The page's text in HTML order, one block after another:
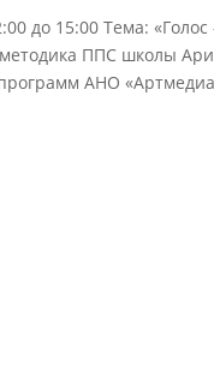
до 15:00 Тема:
методика ППС школы
АНО